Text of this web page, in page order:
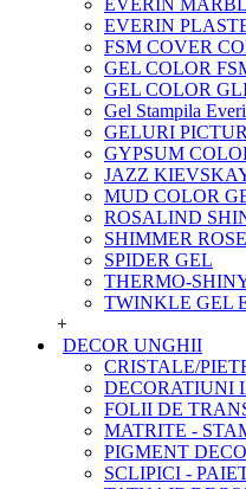
EVERIN
EVERIN
FSM COVER
GEL COLOR
GEL COLOR
Gel Stampila
GELURI
GYPSUM
JAZZ
MUD COLOR
ROSALIND
SHIMMER
SPIDER GEL
THERMO-
TWINKLE GEL
+
DECOR UNGHII
CRISTALE/
DECORATIUNI
FOLII DE
MATRITE -
PIGMENT
SCLIPICI -